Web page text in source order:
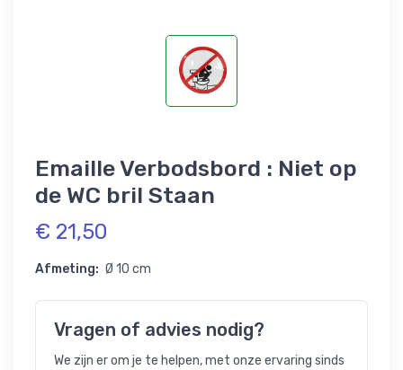
Emaille Verbodsbord : Niet op
de WC bril Staan
€ 21,50
Afmeting: Ø 10 cm
Vragen of advies nodig?
We zijn er om je te helpen, met onze ervaring sinds